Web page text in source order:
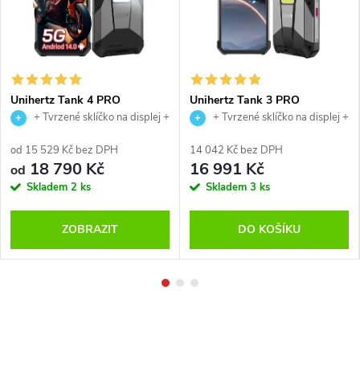
Unihertz Tank 4 PRO
+ Tvrzené sklíčko na displej +
od 15 529 Kč bez DPH
od 18 790 Kč
Skladem 2 ks
ZOBRAZIT
Unihertz Tank 3 PRO
+ Tvrzené sklíčko na displej +
14 042 Kč bez DPH
16 991 Kč
Skladem 3 ks
DO KOŠÍKU